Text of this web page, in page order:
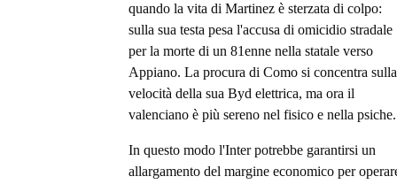
quando la vita di Martinez è sterzata di colpo:
sulla sua testa pesa l'accusa di omicidio stradale
per la morte di un 81enne nella statale verso
Appiano. La procura di Como si concentra sulla
velocità della sua Byd elettrica, ma ora il
valenciano è più sereno nel fisico e nella psiche.
In questo modo l'Inter potrebbe garantirsi un
allargamento del margine economico per